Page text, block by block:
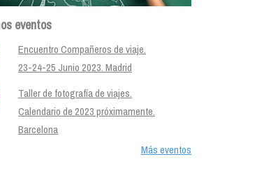
eventos
Encuentro Compañeros de viaje.
23-24-25 Junio 2023. Madrid
Taller de fotografía de viajes.
Calendario de 2023 próximamente.
Barcelona
Más eventos